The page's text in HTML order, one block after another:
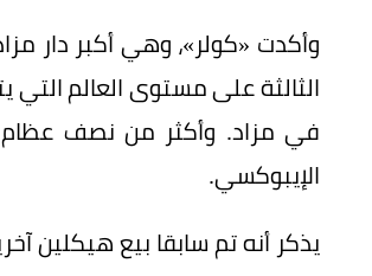
وأكدت «كولر»، وهي أكبر دار
الثالثة على مستوى العالم
في مزاد. وأكثر من نصف عظام
الإيبوكسي.
يذكر أنه تم سابقا بيع هيكلين